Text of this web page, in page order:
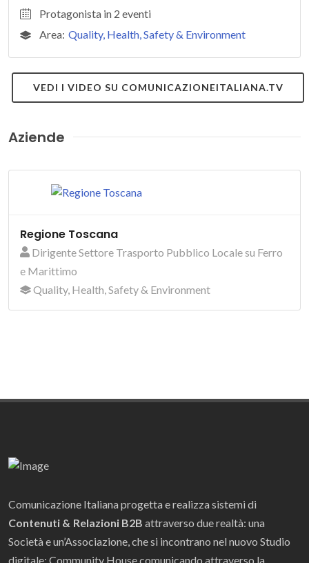
Protagonista in 2 eventi
Area: Quality, Health, Safety & Environment
VEDI I VIDEO SU COMUNICAZIONEITALIANA.TV
Aziende
Regione Toscana
Dirigente Settore Trasporto Pubblico Locale su Ferro
e Marittimo
Quality, Health, Safety & Environment
Comunicazione Italiana progetta e realizza sistemi di
Contenuti & Relazioni B2B attraverso due realtà: una
Società e un’Associazione, che si incontrano nel nuovo Studio
digitale: Community House comunicando attraverso la